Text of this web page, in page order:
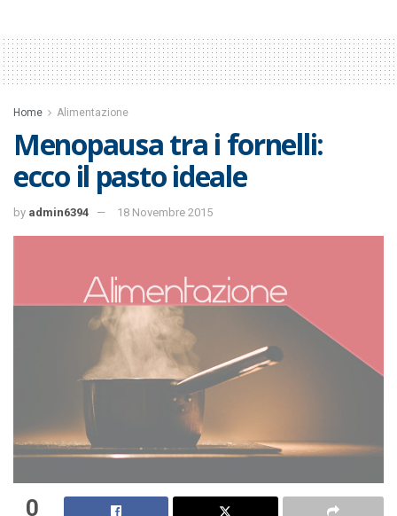
Home Alimentazione
Menopausa tra i fornelli:
ecco il pasto ideale
by admin6394 18 Novembre 2015
0